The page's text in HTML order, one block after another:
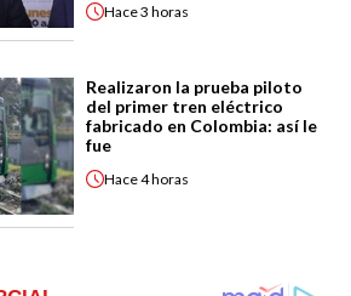
Hace3 horas
Realizaron la prueba piloto
del primer tren eléctrico
fabricado en Colombia: así le
fue
Hace4 horas